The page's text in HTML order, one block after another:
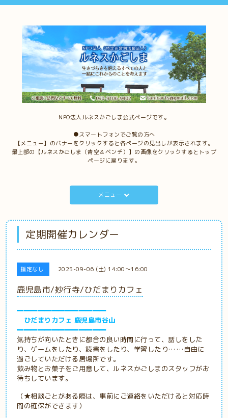
NPO法人ルネスかごしま公式ページです。
●スマートフォンでご覧の方へ
【メニュー】のバナーをクリックすると各ページの見出しが表示されます。
最上部の【ルネスかごしま（青空＆ベンチ）】の画像をクリックするとトップ
ページに戻ります。
メニュー
定期開催カレンダー
指定なし 2025-09-06 (土) 14:00～16:00
鹿児島市/妙行寺/ひだまりカフェ
━━━━━━━━━━━━━
ひだまりカフェ 鹿児島市谷山
━━━━━━━━━━━━━
気持ちが向いたときに都合の良い時間に行って、話しをした
り、ゲームをしたり、読書をしたり、学習したり……自由に
過ごしていただける居場所です。
飲み物とお菓子をご用意して、ルネスかごしまのスタッフがお
待ちしています。
（★相談ごとがある際は、事前にご連絡をいただけると対応時
間の確保ができます）